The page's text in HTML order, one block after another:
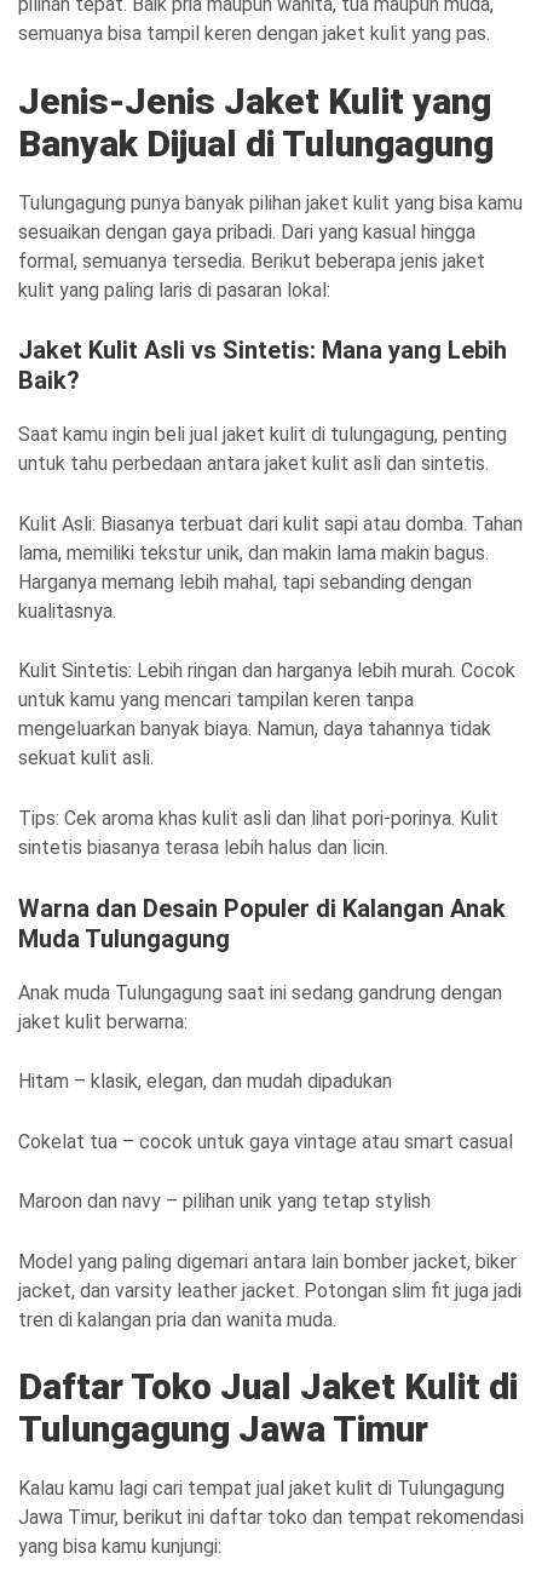
semuanya bisa tampil keren dengan jaket kulit yang pas.
Jenis-Jenis Jaket Kulit yang
Banyak Dijual di Tulungagung
Tulungagung punya banyak pilihan jaket kulit yang bisa kamu
sesuaikan dengan gaya pribadi. Dari yang kasual hingga
formal, semuanya tersedia. Berikut beberapa jenis jaket
kulit yang paling laris di pasaran lokal:
Jaket Kulit Asli vs Sintetis: Mana yang Lebih
Baik?
Saat kamu ingin beli jual jaket kulit di tulungagung, penting
untuk tahu perbedaan antara jaket kulit asli dan sintetis.
Kulit Asli: Biasanya terbuat dari kulit sapi atau domba. Tahan
lama, memiliki tekstur unik, dan makin lama makin bagus.
Harganya memang lebih mahal, tapi sebanding dengan
kualitasnya.
Kulit Sintetis: Lebih ringan dan harganya lebih murah. Cocok
untuk kamu yang mencari tampilan keren tanpa
mengeluarkan banyak biaya. Namun, daya tahannya tidak
sekuat kulit asli.
Tips: Cek aroma khas kulit asli dan lihat pori-porinya. Kulit
sintetis biasanya terasa lebih halus dan licin.
Warna dan Desain Populer di Kalangan Anak
Muda Tulungagung
Anak muda Tulungagung saat ini sedang gandrung dengan
jaket kulit berwarna:
Hitam – klasik, elegan, dan mudah dipadukan
Cokelat tua – cocok untuk gaya vintage atau smart casual
Maroon dan navy – pilihan unik yang tetap stylish
Model yang paling digemari antara lain bomber jacket, biker
jacket, dan varsity leather jacket. Potongan slim fit juga jadi
tren di kalangan pria dan wanita muda.
Daftar Toko Jual Jaket Kulit di
Tulungagung Jawa Timur
Kalau kamu lagi cari tempat jual jaket kulit di Tulungagung
Jawa Timur, berikut ini daftar toko dan tempat rekomendasi
yang bisa kamu kunjungi: